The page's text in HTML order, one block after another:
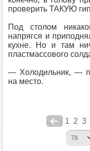
проверить ТАКУЮ
Под столом
напрягся и
кухне. Но и там
пластмассового
— Холодильник, —
на место.
1 2 3